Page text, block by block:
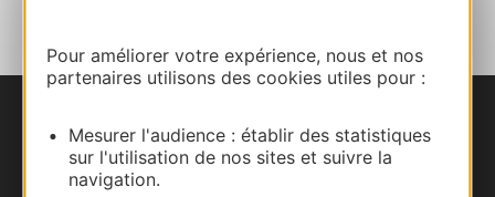
Pour améliorer votre expérience, nous et nos
partenaires utilisons des cookies utiles pour :
Mesurer l'audience : établir des statistiques
sur l'utilisation de nos sites et suivre la
navigation.
Nous contacter
Carte interactive